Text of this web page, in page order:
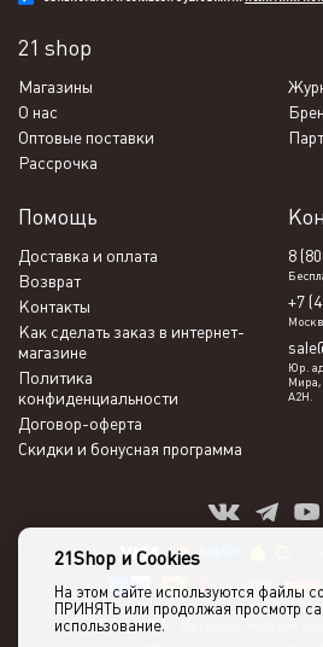
21 shop
Магазины
О нас
Оптовые поставки
Рассрочка
Помощь
Доставка и оплата
Возврат
Контакты
Как сделать заказ в интернет-
магазине
Политика
конфиденциальности
Договор-оферта
Скидки и бонусная программа
8
+7
Юр.
Мира,
А2Н.
21shop 2026 -
21Shop и Cookies
На этом сайте используются файлы
ПРИНЯТЬ или продолжая просмотр
использование.